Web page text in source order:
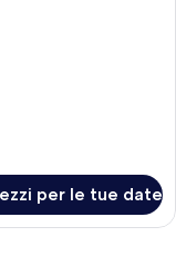
per le tue date